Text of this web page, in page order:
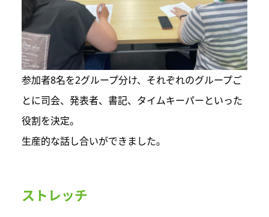
参加者8名を2グループ分け、それぞれのグループご
とに司会、発表者、書記、タイムキーパーといった
役割を決定。
生産的な話し合いができました。
ストレッチ